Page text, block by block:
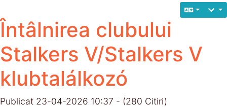
Întâlnirea clubului
Stalkers V/Stalkers V
klubtalálkozó
Publicat 23-04-2026 10:37 - (280 Citiri)